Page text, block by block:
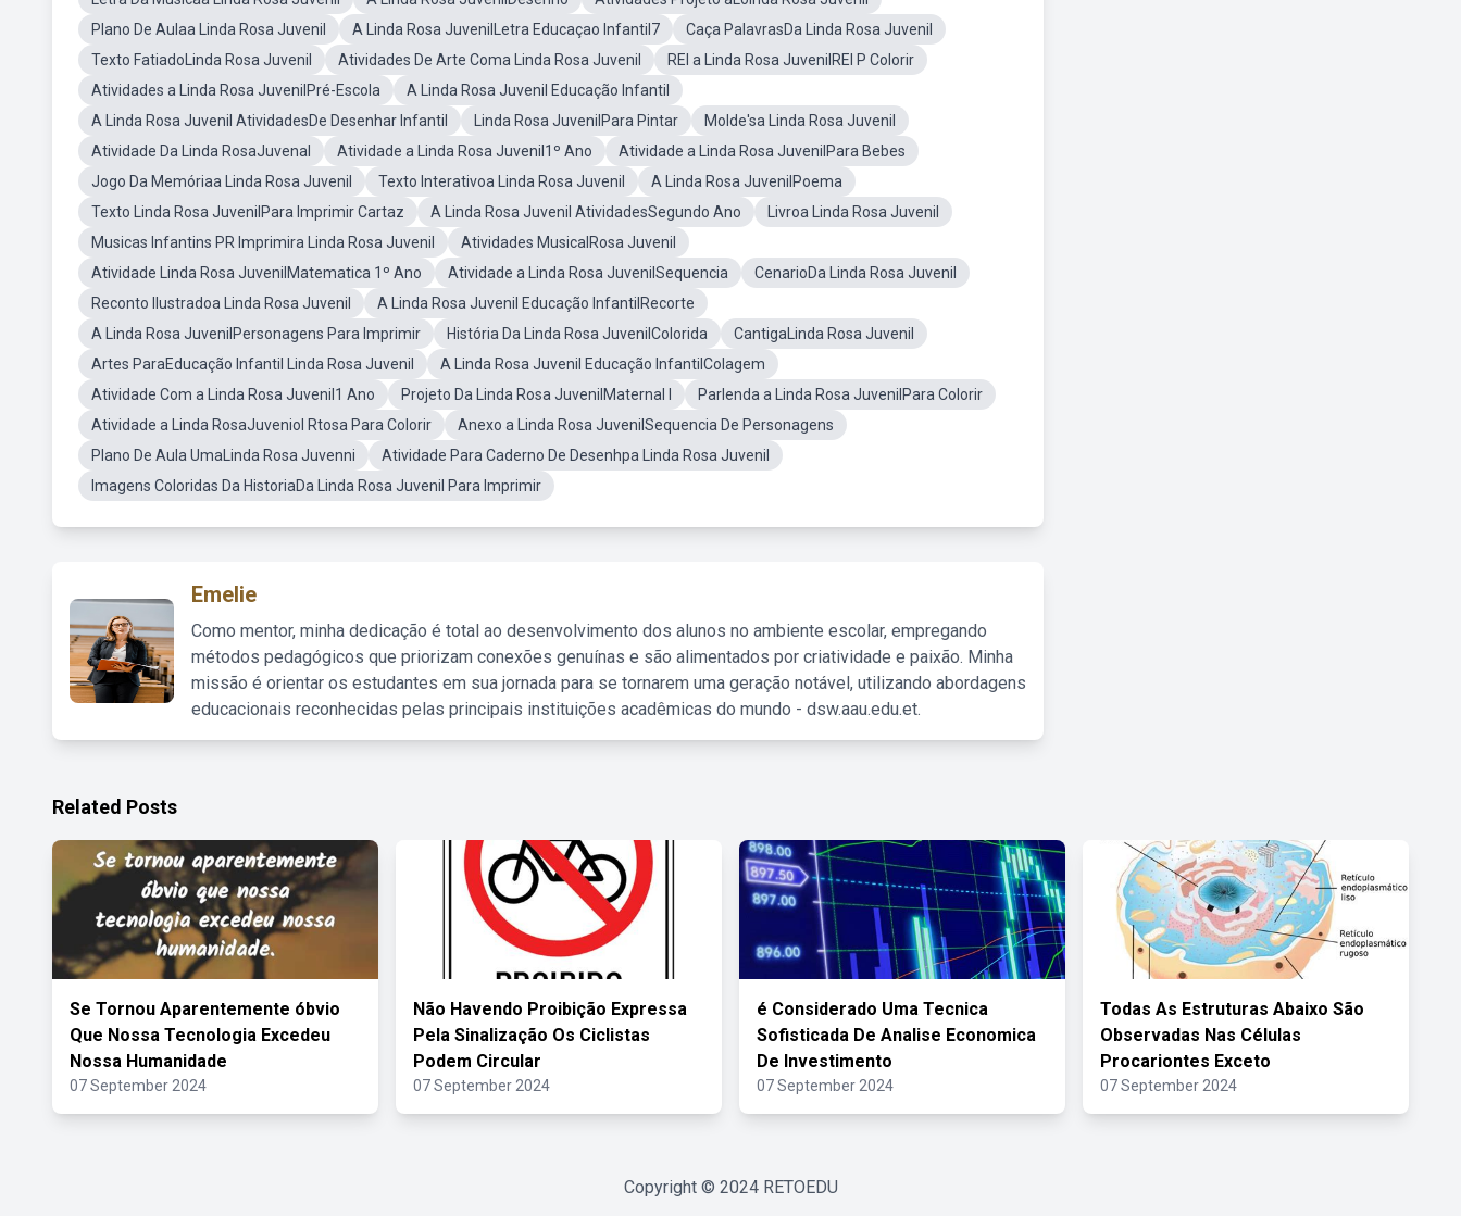
Plano De Aulaa Linda Rosa Juvenil
A Linda Rosa JuvenilLetra Educaçao Infantil7
Caça PalavrasDa Linda Rosa Juvenil
Texto FatiadoLinda Rosa Juvenil
Atividades De Arte Coma Linda Rosa Juvenil
REI a Linda Rosa JuvenilREI P Colorir
Atividades a Linda Rosa JuvenilPré-Escola
A Linda Rosa Juvenil Educação Infantil
A Linda Rosa Juvenil AtividadesDe Desenhar Infantil
Linda Rosa JuvenilPara Pintar
Molde'sa Linda Rosa Juvenil
Atividade Da Linda RosaJuvenal
Atividade a Linda Rosa Juvenil1º Ano
Atividade a Linda Rosa JuvenilPara Bebes
Jogo Da Memóriaa Linda Rosa Juvenil
Texto Interativoa Linda Rosa Juvenil
A Linda Rosa JuvenilPoema
Texto Linda Rosa JuvenilPara Imprimir Cartaz
A Linda Rosa Juvenil AtividadesSegundo Ano
Livroa Linda Rosa Juvenil
Musicas Infantins PR Imprimira Linda Rosa Juvenil
Atividades MusicalRosa Juvenil
Atividade Linda Rosa JuvenilMatematica 1º Ano
Atividade a Linda Rosa JuvenilSequencia
CenarioDa Linda Rosa Juvenil
Reconto Ilustradoa Linda Rosa Juvenil
A Linda Rosa Juvenil Educação InfantilRecorte
A Linda Rosa JuvenilPersonagens Para Imprimir
História Da Linda Rosa JuvenilColorida
CantigaLinda Rosa Juvenil
Artes ParaEducação Infantil Linda Rosa Juvenil
A Linda Rosa Juvenil Educação InfantilColagem
Atividade Com a Linda Rosa Juvenil1 Ano
Projeto Da Linda Rosa JuvenilMaternal I
Parlenda a Linda Rosa JuvenilPara Colorir
Atividade a Linda RosaJuveniol Rtosa Para Colorir
Anexo a Linda Rosa JuvenilSequencia De Personagens
Plano De Aula UmaLinda Rosa Juvenni
Atividade Para Caderno De Desenhpa Linda Rosa Juvenil
Imagens Coloridas Da HistoriaDa Linda Rosa Juvenil Para Imprimir
Emelie
Como mentor, minha dedicação é total ao desenvolvimento dos alunos no ambiente escolar, empregando
métodos pedagógicos que priorizam conexões genuínas e são alimentados por criatividade e paixão. Minha
missão é orientar os estudantes em sua jornada para se tornarem uma geração notável, utilizando abordagens
educacionais reconhecidas pelas principais instituições acadêmicas do mundo - dsw.aau.edu.et.
Related Posts
Se Tornou Aparentemente óbvio
Que Nossa Tecnologia Excedeu
Nossa Humanidade
07 September 2024
Não Havendo Proibição Expressa
Pela Sinalização Os Ciclistas
Podem Circular
07 September 2024
é Considerado Uma Tecnica
Sofisticada De Analise Economica
De Investimento
07 September 2024
Todas As Estruturas Abaixo São
Observadas Nas Células
Procariontes Exceto
07 September 2024
Copyright © 2024 RETOEDU